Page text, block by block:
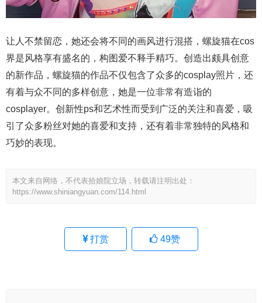
让人不禁留恋，她还会将不同的画风进行混搭，螺旋猫在cos
界是风格享有盛名的，构图爱不释手精巧。创造出颇具创意
的新作品，螺旋猫的作品不仅包含了众多的cosplay照片，还
有着与众不同的多样创意，她是一位非常有造诣的
cosplayer。创新性ps和艺术性而受到广泛的关注和喜爱，吸
引了众多粉丝对她的喜爱和支持，还有着非常独特的风格和
巧妙的表现。
本文来自网络，不代表拾娘院立场，转载请注明出处：
https://www.shiniangyuan.com/114.html
打赏 49赞